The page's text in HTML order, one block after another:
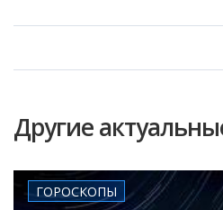
Другие
ГОРОСКОПЫ